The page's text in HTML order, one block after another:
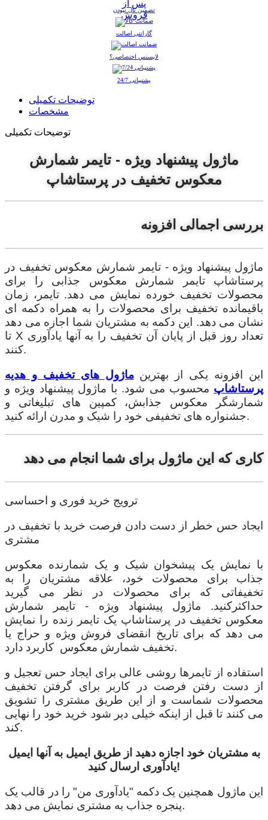
تضمین نال نبودن
گارانتی اصالت
لایسنس اختصاصی؟
پشتیبانی 24/7
توضیحات تکمیلی
مشخصات
توضیحات تکمیلی
ماژول پیشنهاد ویژه - تایمر شمارش
معکوس تخفیف در پرستاشاپ
بررسی اجمالی افزونه
ماژول پیشنهاد ویژه - تایمر شمارش معکوس تخفیف در
پرستاشاپ تایمر شمارش معکوس جذابی را برای
محصولات تخفیف خورده نمایش می دهد. تایمر، زمان
باقیمانده تخفیف برای محصولات را به همراه دکمه ای
نشان می دهد. این دکمه به مشتریان شما اجازه می دهد
تا X تعداد روز قبل از پایان آن تخفیف را به آنها یادآوری
کنند.
این افزونه یکی از بهترینماژول های تخفیف و هدیه
پرستاشاپ محسوب می شود. با ماژول پیشنهاد ویژه و
شمارشگر معکوس جذابش، کمپین های تبلیغاتی و
جشنواره های تخفیفی خود را شیک و مدرن ارائه کنید.
کاری که این ماژول برای شما انجام می دهد
ترویج خرید فوری و احساسی
ایجاد حس خطر از دست دادن فرصت خرید با تخفیف در
مشتری
با نمایش یک پیشخوان شیک و یک شمارنده معکوس
جذاب برای محصولات خود، علاقه مشتریان را به
تخفیفاتی که برای محصولات در نظر می گیرید
حداکثرکنید. ماژول پیشنهاد ویژه - تایمر شمارش
معکوس تخفیف در پرستاشاپ یک تایمر زنده را نمایش
می دهد که برای تاریخ انقضای فروش ویژه و حراج یا
تخفیف شمارش معکوس کاربرد دارد.
استفاده از تایمرها روشی عالی برای ایجاد حس تعجیل و
از دست رفتن فرصت در کاربر برای گرفتن تخفیف
محصولات شماست و از این طریق مشتری را تشویق
می کنند تا قبل از اینکه خیلی دیر شود خرید خود را نهایی
کند.
به مشتریان خود اجازه دهید از طریق ایمیل به آنها ایمیل
یادآوری ارسال کنید!
این ماژول همچنین یک دکمه "یادآوری من" را در قالب یک
پنجره جذاب به مشتری نمایش می دهد.